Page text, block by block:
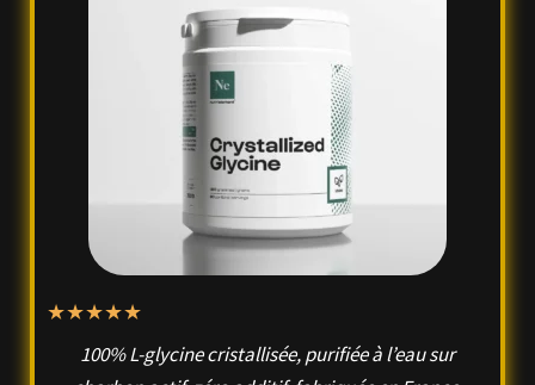
★★★★★
100% L-glycine cristallisée, purifiée à l’eau sur